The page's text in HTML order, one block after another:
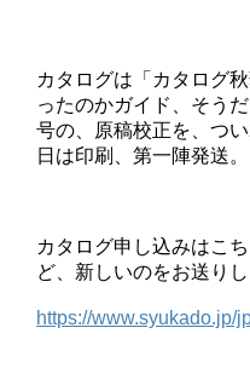
カタログは「カタログ
ったのかガイド、そう
号の、原稿校正を、つ
日は印刷、第一陣発送。
カタログ申し込みはこ
ど、新しいのをお送りし
https://www.syukado.jp/